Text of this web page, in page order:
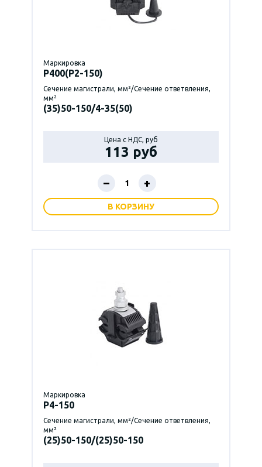
Маркировка
P400(Р2-150)
Сечение магистрали, мм²/Сечение ответвления,
мм²
(35)50-150/4-35(50)
Цена с НДС, руб
113 руб
– +
В КОРЗИНУ
Маркировка
P4-150
Сечение магистрали, мм²/Сечение ответвления,
мм²
(25)50-150/(25)50-150